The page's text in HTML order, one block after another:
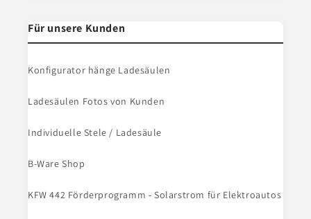
Für unsere Kunden
Konfigurator hänge Ladesäulen
Ladesäulen Fotos von Kunden
Individuelle Stele / Ladesäule
B-Ware Shop
KFW 442 Förderprogramm - Solarstrom für Elektroautos